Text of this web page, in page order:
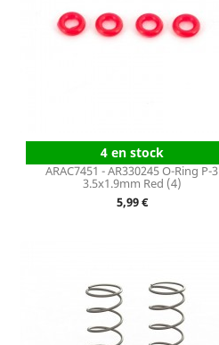
4 en stock
ARAC7451 - AR330245 O-Ring P-3
3.5x1.9mm Red (4)
Prix
5,99 €